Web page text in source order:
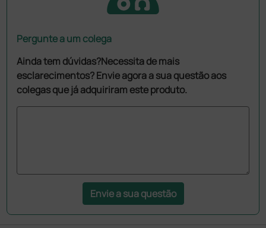
Pergunte a um colega
Ainda tem dúvidas?Necessita de mais
esclarecimentos? Envie agora a sua questão aos
colegas que já adquiriram este produto.
Envie a sua questão